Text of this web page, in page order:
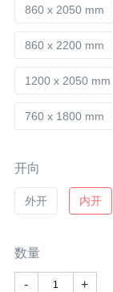
860 x 2050 mm
860 x 2200 mm
1200 x 2050 mm
760 x 1800 mm
开向
外开 内开
数量
- +